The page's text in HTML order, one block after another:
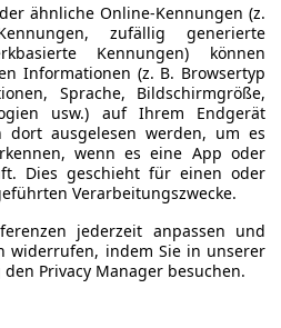
der Mazda Bongo im
diehervorragende
Das Modell ist unter
mit einer großen Ladefläche
fünf Sitzplätzen erhältlich. Eine
Nutzlast, die je
Kilogramm liegen kann,
Eindruck des Modells
eine Anhängerkupplung
Kilogramm Anhängelast
ähnliche Online-Kennungen (z.
zufällig generierte
Kennungen) können
Informationen (z. B. Browsertyp
Sprache, Bildschirmgröße,
usw.) auf Ihrem Endgerät
dort ausgelesen werden, um es
wenn es eine App oder
Dies geschieht für einen oder
Verarbeitungszwecke.
jederzeit anpassen und
widerrufen, indem Sie in unserer
Privacy Manager besuchen.